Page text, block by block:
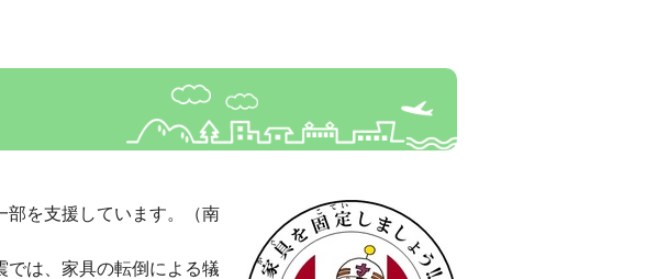
部を支援しています。（南
では、家具の転倒による犠